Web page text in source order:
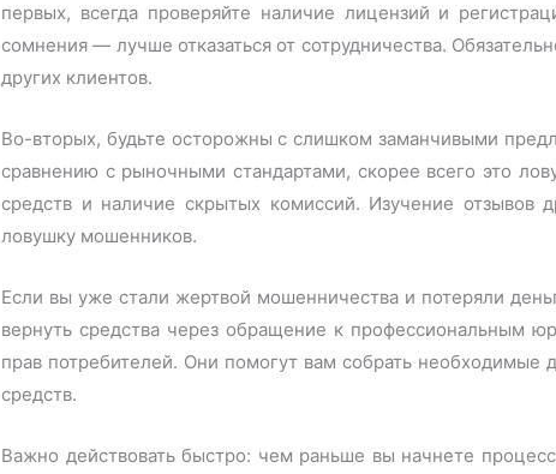
первых, всегда проверяйте наличие лицензий и
сомнения — лучше отказаться от сотрудничества.
других клиентов.
Во-вторых, будьте осторожны с слишком заманчивыми
сравнению с рыночными стандартами, скорее всего это
средств и наличие скрытых комиссий. Изучение отзывов
ловушку мошенников.
Если вы уже стали жертвой мошенничества и потеряли
вернуть средства через обращение к профессиональным
прав потребителей. Они помогут вам собрать необходимые
средств.
Важно действовать быстро: чем раньше вы начнете